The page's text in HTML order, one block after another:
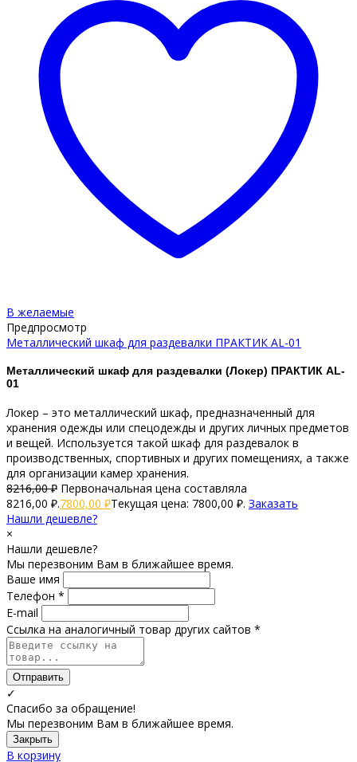
В желаемые
Предпросмотр
Металлический шкаф для раздевалки ПРАКТИК AL-01
Металлический шкаф для раздевалки (Локер) ПРАКТИК AL-
01
Локер – это металлический шкаф, предназначенный для
хранения одежды или спецодежды и других личных предметов
и вещей. Используется такой шкаф для раздевалок в
производственных, спортивных и других помещениях, а также
для организации камер хранения.
8216,00₽ Первоначальная цена составляла
8216,00 ₽.7800,00 ₽Текущая цена: 7800,00 ₽. Заказать
Нашли дешевле?
×
Нашли дешевле?
Мы перезвоним Вам в ближайшее время.
Ваше имя
Телефон *
E-mail
Ссылка на аналогичный товар других сайтов *
Отправить
✓
Спасибо за обращение!
Мы перезвоним Вам в ближайшее время.
Закрыть
В корзину